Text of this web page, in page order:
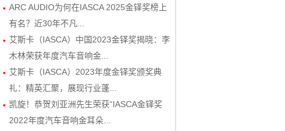
ARC AUDIO为何在IASCA 2025金铎奖榜上
有名？近30年不凡...
艾斯卡（IASCA）中国2023金铎奖揭晓：李
木林荣获年度汽车音响金...
艾斯卡（IASCA）2023年度金铎奖颁奖典
礼：精英汇聚，展现行业蓬...
凯旋！恭贺刘亚洲先生荣获“IASCA金铎奖
2022年度汽车音响金耳朵...